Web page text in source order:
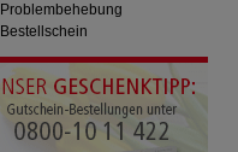
Problembehebung
Bestellschein